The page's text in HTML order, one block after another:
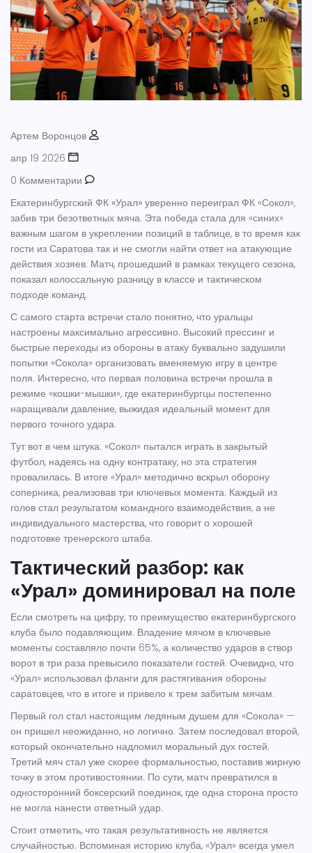
Артем Воронцов
апр 19 2026
0 Комментарии
Екатеринбургский ФК «Урал» уверенно переиграл ФК «Сокол»,
забив три безответных мяча. Эта победа стала для «синих»
важным шагом в укреплении позиций в таблице, в то время как
гости из Саратова так и не смогли найти ответ на атакующие
действия хозяев. Матч, прошедший в рамках текущего сезона,
показал колоссальную разницу в классе и тактическом
подходе команд.
С самого старта встречи стало понятно, что уральцы
настроены максимально агрессивно. Высокий прессинг и
быстрые переходы из обороны в атаку буквально задушили
попытки «Сокола» организовать вменяемую игру в центре
поля. Интересно, что первая половина встречи прошла в
режиме «кошки-мышки», где екатеринбургцы постепенно
наращивали давление, выжидая идеальный момент для
первого точного удара.
Тут вот в чем штука: «Сокол» пытался играть в закрытый
футбол, надеясь на одну контратаку, но эта стратегия
провалилась. В итоге «Урал» методично вскрыл оборону
соперника, реализовав три ключевых момента. Каждый из
голов стал результатом командного взаимодействия, а не
индивидуального мастерства, что говорит о хорошей
подготовке тренерского штаба.
Тактический разбор: как
«Урал» доминировал на поле
Если смотреть на цифру, то преимущество екатеринбургского
клуба было подавляющим. Владение мячом в ключевые
моменты составляло почти 65%, а количество ударов в створ
ворот в три раза превысило показатели гостей. Очевидно, что
«Урал» использовал фланги для растягивания обороны
саратовцев, что в итоге и привело к трем забитым мячам.
Первый гол стал настоящим ледяным душем для «Сокола» —
он пришел неожиданно, но логично. Затем последовал второй,
который окончательно надломил моральный дух гостей.
Третий мяч стал уже скорее формальностью, поставив жирную
точку в этом противостоянии. По сути, матч превратился в
односторонний боксерский поединок, где одна сторона просто
не могла нанести ответный удар.
Стоит отметить, что такая результативность не является
случайностью. Вспоминая историю клуба, «Урал» всегда умел